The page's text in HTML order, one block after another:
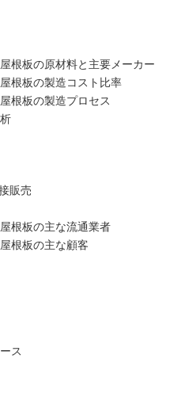
根板の原材料と主要メーカー
根板の製造コスト比率
根板の製造プロセス
販売
根板の主な流通業者
根板の主な顧客
ス